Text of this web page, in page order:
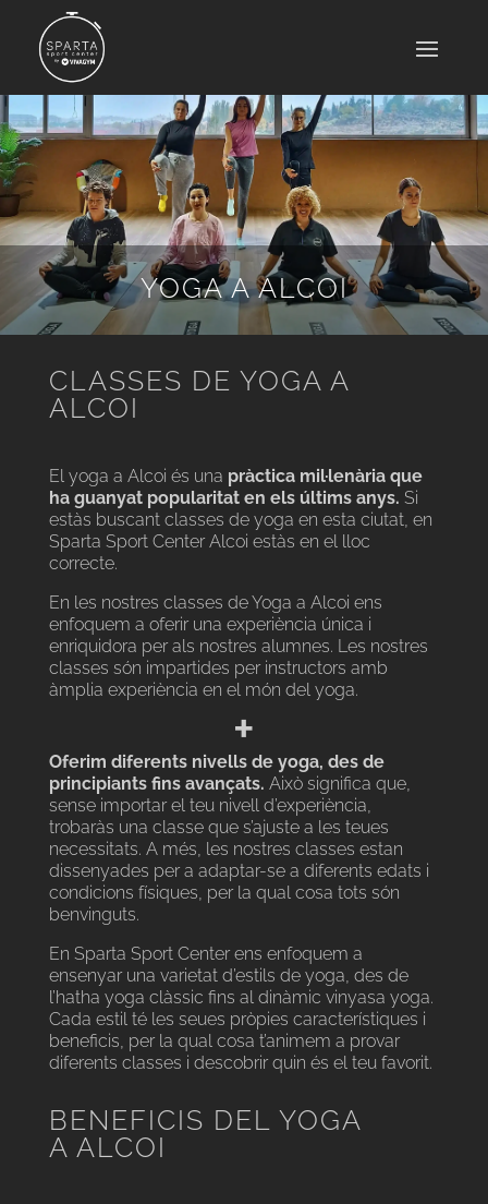
YOGA A ALCOI
CLASSES DE YOGA A
ALCOI
El yoga a Alcoi és una pràctica mil·lenària que
ha guanyat popularitat en els últims anys. Si
estàs buscant classes de yoga en esta ciutat, en
Sparta Sport Center Alcoi estàs en el lloc
correcte.
En les nostres classes de Yoga a Alcoi ens
enfoquem a oferir una experiència única i
enriquidora per als nostres alumnes. Les nostres
classes són impartides per instructors amb
àmplia experiència en el món del yoga.
+
Oferim diferents nivells de yoga, des de
principiants fins avançats. Això significa que,
sense importar el teu nivell d’experiència,
trobaràs una classe que s’ajuste a les teues
necessitats. A més, les nostres classes estan
dissenyades per a adaptar-se a diferents edats i
condicions físiques, per la qual cosa tots són
benvinguts.
En Sparta Sport Center ens enfoquem a
ensenyar una varietat d’estils de yoga, des de
l’hatha yoga clàssic fins al dinàmic vinyasa yoga.
Cada estil té les seues pròpies característiques i
beneficis, per la qual cosa t’animem a provar
diferents classes i descobrir quin és el teu favorit.
BENEFICIS DEL YOGA
A ALCOI